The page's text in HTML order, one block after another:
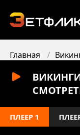
Главная
ПЛЕЕР 1